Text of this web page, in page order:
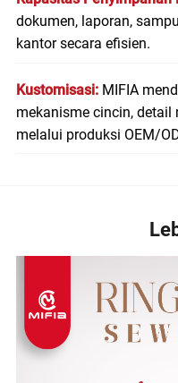
dokumen, laporan,
kantor secara efisien.
Kustomisasi: MIFIA
mekanisme cincin, detail
melalui produksi OEM/